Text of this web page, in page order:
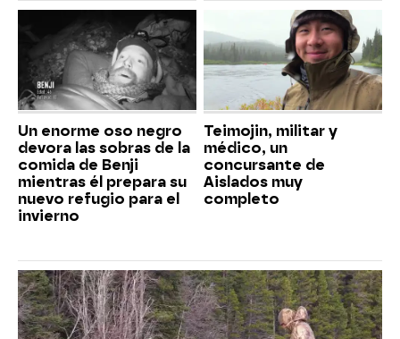
Un enorme oso negro
devora las sobras de la
comida de Benji
mientras él prepara su
nuevo refugio para el
invierno
Teimojin, militar y
médico, un
concursante de
Aislados muy
completo